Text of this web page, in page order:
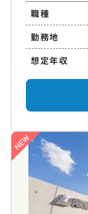
職種
勤務地
想定年収